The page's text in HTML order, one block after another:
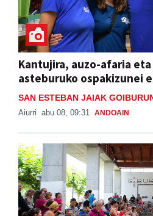
Kantujira, auzo-afaria
asteburuko ospakizunei
SAN ESTEBAN JAIAK
Aiurri abu 08, 09:31 ANDOAIN